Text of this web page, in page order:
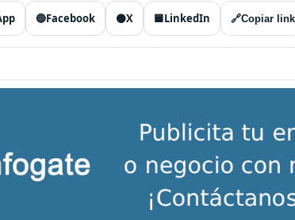
🔵Facebook ⚫X 🟦LinkedIn 🔗Copiar link